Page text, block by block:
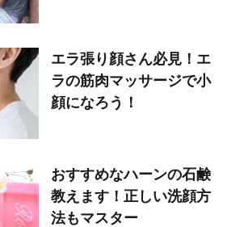
エラ張り顔さん必見！エ
ラの筋肉マッサージで小
顔になろう！
おすすめなハーンの石鹸
教えます！正しい洗顔方
法もマスター